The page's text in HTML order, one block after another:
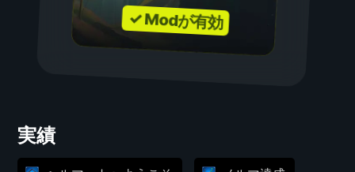
✓ Modが有効
実績